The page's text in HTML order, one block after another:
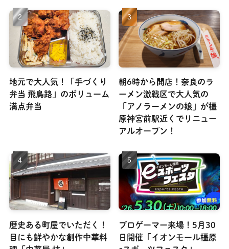
地元で大人気！「手づくり
弁当 飛鳥路」のボリューム
満点弁当
朝6時から開店！奈良のラ
ーメン激戦区で大人気の
「アノラーメンの娘」が橿
原神宮前駅近くでリニュー
アルオープン！
歴史ある町屋でいただく！
目にも鮮やかな創作中華料
プロゲーマー来場！5月30
日開催「イオンモール橿原